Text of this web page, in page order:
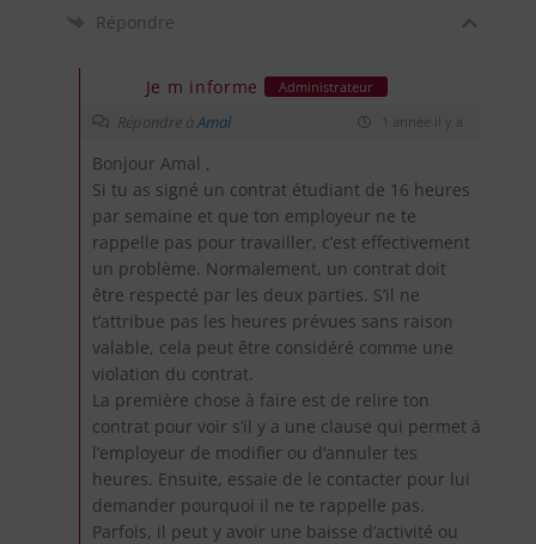
Répondre
Je m informe Administrateur
Répondre à Amal 1 année il y a
Bonjour Amal ,
Si tu as signé un contrat étudiant de 16 heures
par semaine et que ton employeur ne te
rappelle pas pour travailler, c’est effectivement
un problème. Normalement, un contrat doit
être respecté par les deux parties. S’il ne
t’attribue pas les heures prévues sans raison
valable, cela peut être considéré comme une
violation du contrat.
La première chose à faire est de relire ton
contrat pour voir s’il y a une clause qui permet à
l’employeur de modifier ou d’annuler tes
heures. Ensuite, essaie de le contacter pour lui
demander pourquoi il ne te rappelle pas.
Parfois, il peut y avoir une baisse d’activité ou